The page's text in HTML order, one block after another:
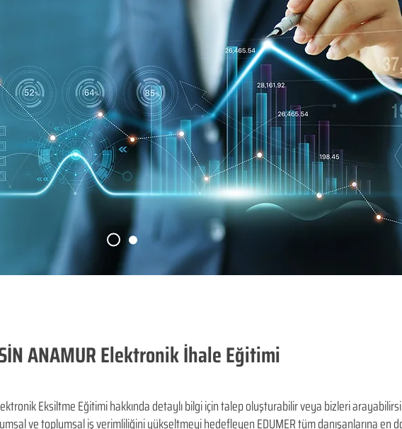
ANAMUR Elektronik İhale Eğitimi
Eksiltme Eğitimi hakkında detaylı bilgi için talep oluşturabilir veya bizleri
ve toplumsal iş verimliliğini yükseltmeyi hedefleyen​ EDUMER tüm danışanlarına en